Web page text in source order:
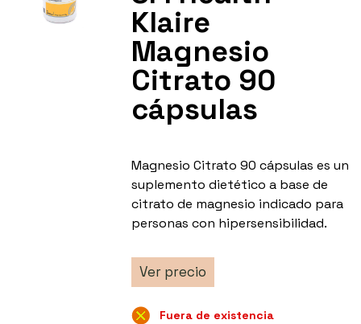
Klaire
Magnesio
Citrato 90
cápsulas
Magnesio Citrato 90 cápsulas es un
suplemento dietético a base de
citrato de magnesio indicado para
personas con hipersensibilidad.
Ver precio
Fuera de existencia